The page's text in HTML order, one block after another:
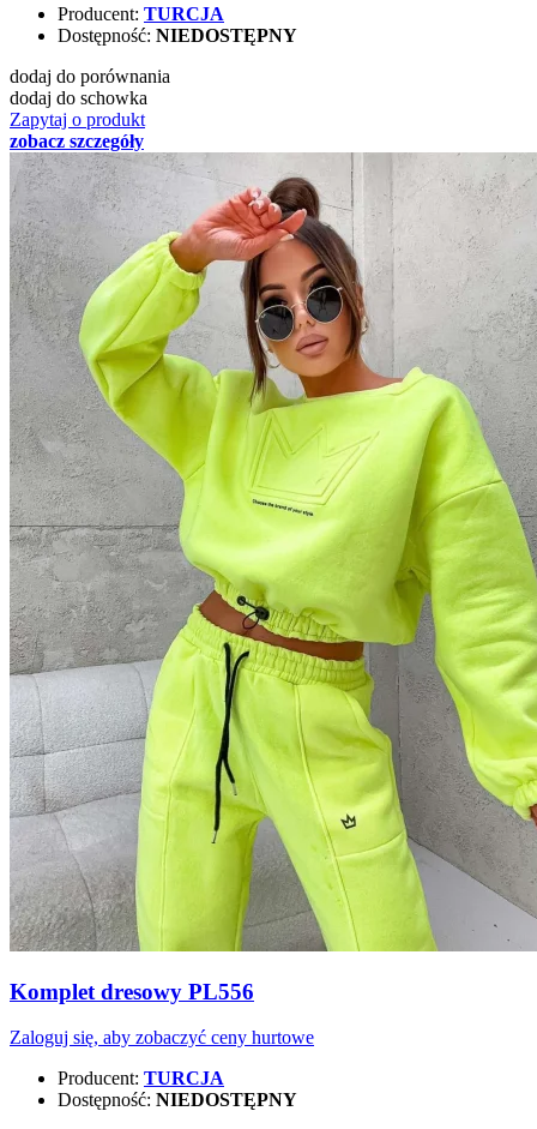
Producent: TURCJA
Dostępność: NIEDOSTĘPNY
dodaj do porównania
dodaj do schowka
Zapytaj o produkt
zobacz szczegóły
Komplet dresowy PL556
Zaloguj się, aby zobaczyć ceny hurtowe
Producent: TURCJA
Dostępność: NIEDOSTĘPNY